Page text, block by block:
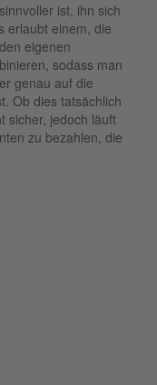
ist, ihn sich
erlaubt einem, die
eigenen
sodass man
genau auf die
Ob dies tatsächlich
sicher, jedoch läuft
zu bezahlen, die